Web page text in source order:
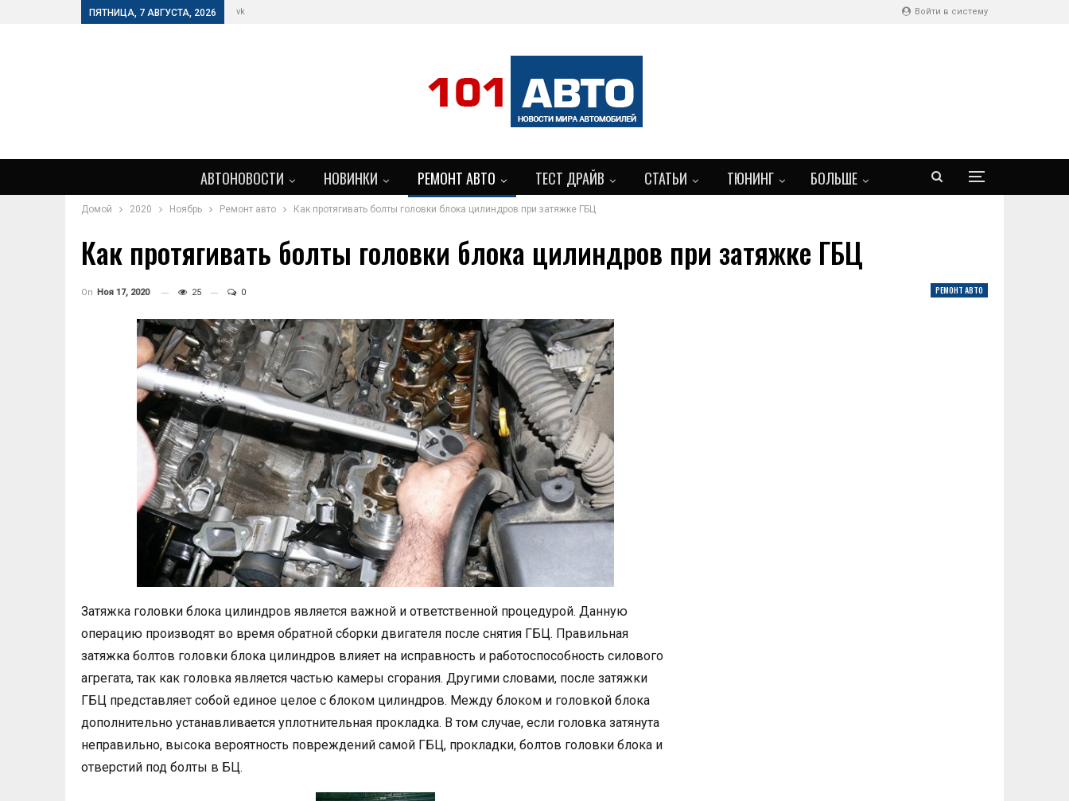
Войти в систему
ПЯТНИЦА, 7 АВГУСТА, 2026 vk
АВТОНОВОСТИ НОВИНКИ РЕМОНТ АВТО ТЕСТ ДРАЙВ СТАТЬИ ТЮНИНГ БОЛЬШЕ
Домой 2020 Ноябрь Ремонт авто Как протягивать болты головки блока цилиндров при затяжке ГБЦ
Как протягивать болты головки блока цилиндров при затяжке ГБЦ
РЕМОНТ АВТО
On Ноя 17, 2020 25 0
Затяжка головки блока цилиндров является важной и ответственной процедурой. Данную
операцию производят во время обратной сборки двигателя после снятия ГБЦ. Правильная
затяжка болтов головки блока цилиндров влияет на исправность и работоспособность силового
агрегата, так как головка является частью камеры сгорания. Другими словами, после затяжки
ГБЦ представляет собой единое целое с блоком цилиндров. Между блоком и головкой блока
дополнительно устанавливается уплотнительная прокладка. В том случае, если головка затянута
неправильно, высока вероятность повреждений самой ГБЦ, прокладки, болтов головки блока и
отверстий под болты в БЦ.